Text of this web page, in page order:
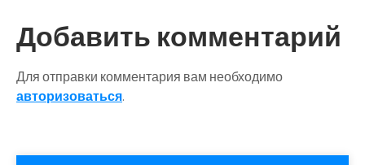
по
записям
Добавить комментарий
Для отправки комментария вам необходимо
авторизоваться.